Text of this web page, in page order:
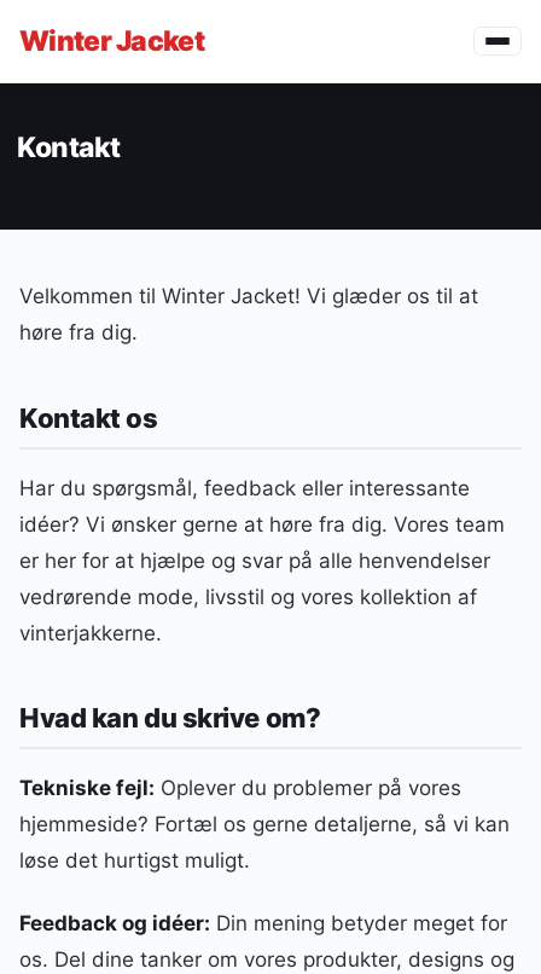
WinterJacket
Kontakt
Velkommen til Winter Jacket! Vi glæder os til at
høre fra dig.
Kontakt os
Har du spørgsmål, feedback eller interessante
idéer? Vi ønsker gerne at høre fra dig. Vores team
er her for at hjælpe og svar på alle henvendelser
vedrørende mode, livsstil og vores kollektion af
vinterjakkerne.
Hvad kan du skrive om?
Tekniske fejl: Oplever du problemer på vores
hjemmeside? Fortæl os gerne detaljerne, så vi kan
løse det hurtigst muligt.
Feedback og idéer: Din mening betyder meget for
os. Del dine tanker om vores produkter, designs og